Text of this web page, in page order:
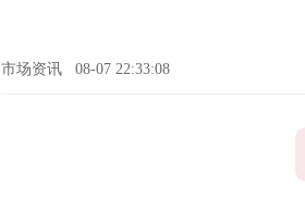
市场资讯 08-07 22:33:08